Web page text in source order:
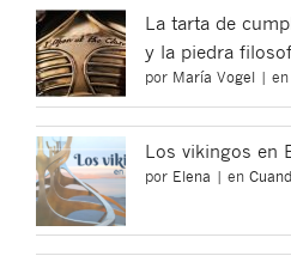
La tarta de
y la piedra
por María Vogel | en
Los vikingos en
por Elena | en